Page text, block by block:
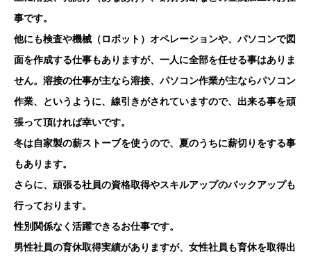
事です。
他にも検査や機械（ロボット）オペレーションや、パソコンで図
面を作成する仕事もありますが、一人に全部を任せる事はありま
せん。溶接の仕事が主なら溶接、パソコン作業が主ならパソコン
作業、というように、線引きがされていますので、出来る事を頑
張って頂ければ幸いです。
冬は自家製の薪ストーブを使うので、夏のうちに薪切りをする事
もあります。
さらに、頑張る社員の資格取得やスキルアップのバックアップも
行っております。
性別関係なく活躍できるお仕事です。
男性社員の育休取得実績がありますが、女性社員も育休を取得出